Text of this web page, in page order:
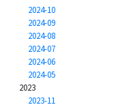
2024-10
2024-09
2024-08
2024-07
2024-06
2024-05
2023
2023-11